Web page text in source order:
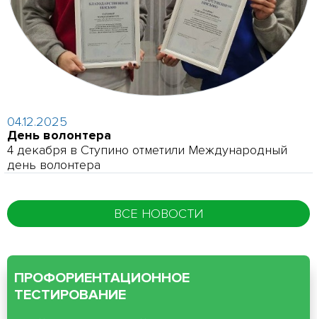
04.12.2025
День волонтера
4 декабря в Ступино отметили Международный
день волонтера
ВСЕ НОВОСТИ
ПРОФОРИЕНТАЦИОННОЕ
ТЕСТИРОВАНИЕ